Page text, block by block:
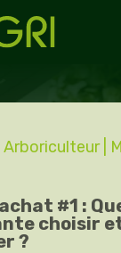
| Arboriculteur |
#1 :
choisir
?